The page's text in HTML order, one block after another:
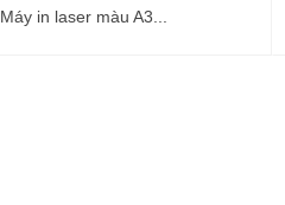
Máy in laser màu A3...